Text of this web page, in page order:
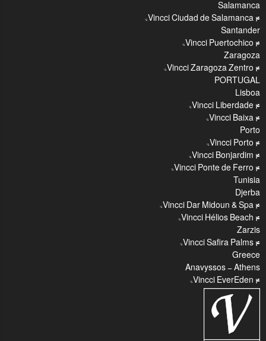
Salamanca
Vincci Ciudad de Salamanca 4*
Santander
Vincci Puertochico 4*
Zaragoza
Vincci Zaragoza Zentro 4*
PORTUGAL
Lisboa
Vincci Liberdade 4*
Vincci Baixa 4*
Porto
Vincci Porto 4*
Vincci Bonjardim 4*
Vincci Ponte de Ferro 4*
Tunisia
Djerba
Vincci Dar Midoun & Spa 4*
Vincci Hélios Beach 4*
Zarzis
Vincci Safira Palms 4*
Greece
Anavyssos - Athens
Vincci EverEden 4*